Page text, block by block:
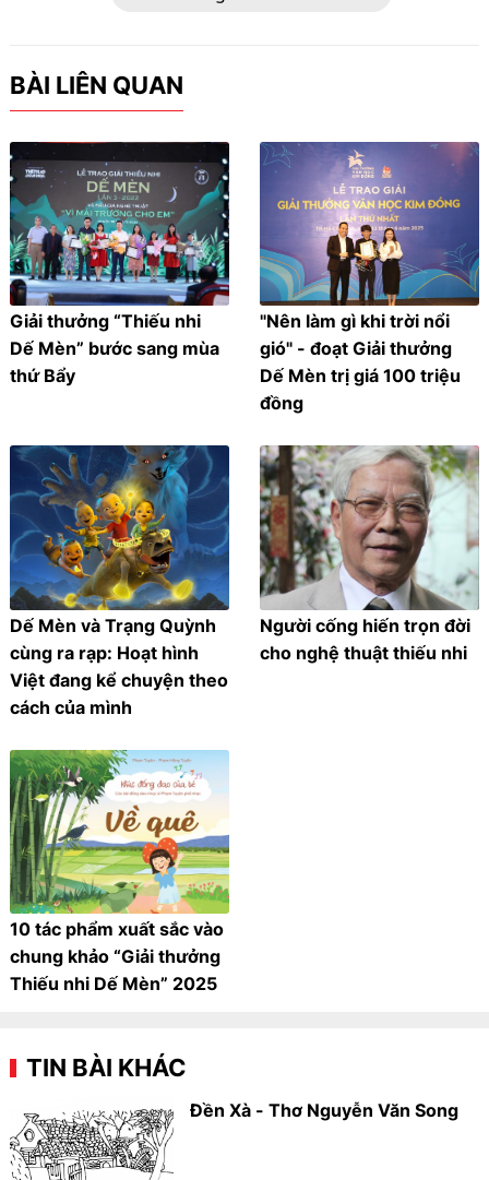
BÀI LIÊN QUAN
Giải thưởng “Thiếu nhi
Dế Mèn” bước sang mùa
thứ Bẩy
"Nên làm gì khi trời nổi
gió" - đoạt Giải thưởng
Dế Mèn trị giá 100 triệu
đồng
Dế Mèn và Trạng Quỳnh
cùng ra rạp: Hoạt hình
Việt đang kể chuyện theo
cách của mình
Người cống hiến trọn đời
cho nghệ thuật thiếu nhi
10 tác phẩm xuất sắc vào
chung khảo “Giải thưởng
Thiếu nhi Dế Mèn” 2025
TIN BÀI KHÁC
Đền Xà - Thơ Nguyễn Văn Song